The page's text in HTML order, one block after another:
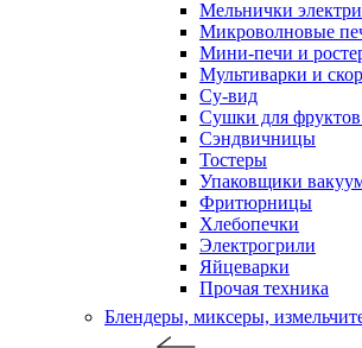
Мельнички
Микроволновые
Мини-печи и
Мультиварки и
Су-вид
Сушки для
Сэндвичницы
Тостеры
Упаковщики
Фритюрницы
Хлебопечки
Электрогрили
Яйцеварки
Прочая техника
Блендеры, миксеры,